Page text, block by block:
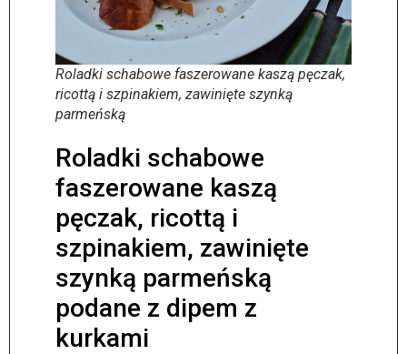
Roladki schabowe faszerowane kaszą pęczak,
ricottą i szpinakiem, zawinięte szynką
parmeńską
Roladki schabowe
faszerowane kaszą
pęczak, ricottą i
szpinakiem, zawinięte
szynką parmeńską
podane z dipem z
kurkami